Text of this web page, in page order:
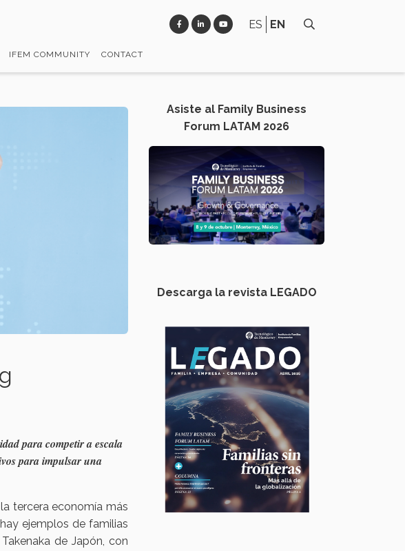
ES EN
IFEM COMMUNITY CONTACT
para competir a escala
para impulsar una
tercera economía más
ejemplos de familias
de Japón, con
Asiste al Family Business
Forum LATAM 2026
Descarga la revista LEGADO